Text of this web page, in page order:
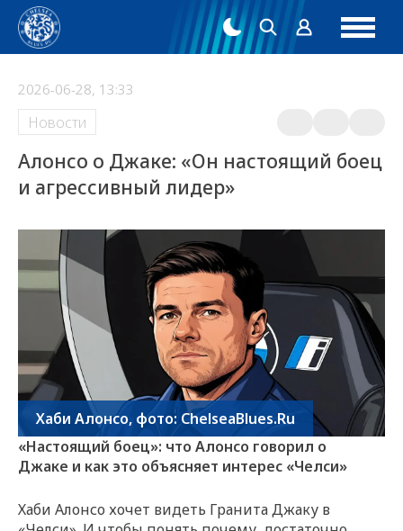
2026-06-28, 13:33
Новости
Алонсо о Джаке: «Он настоящий боец
и агрессивный лидер»
Хаби Алонсо, фото: ChelseaBlues.Ru
«Настоящий боец»: что Алонсо говорил о
Джаке и как это объясняет интерес «Челси»
Хаби Алонсо хочет видеть Гранита Джаку в